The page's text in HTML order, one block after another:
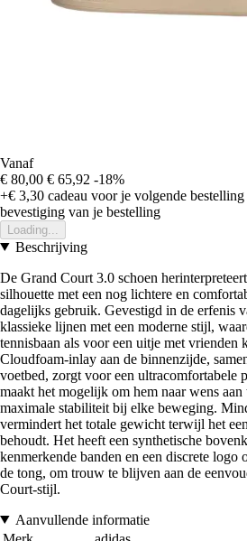
Vanaf
€ 80,00 € 65,92 -18%
+€ 3,30 cadeau voor je volgende bestelling
bevestiging van je bestelling
Loading...
Beschrijving
De Grand Court 3.0 schoen
silhouette met een nog lichtere en
dagelijks gebruik. Gevestigd in de erfenis
klassieke lijnen met een moderne stijl,
tennisbaan als voor een uitje met vrienden
Cloudfoam-inlay aan de binnenzijde,
voetbed, zorgt voor een ultracomfortabele
maakt het mogelijk om hem naar wens aan
maximale stabiliteit bij elke beweging.
vermindert het totale gewicht terwijl het
behoudt. Het heeft een synthetische
kenmerkende banden en een discrete logo
de tong, om trouw te blijven aan de
Court-stijl.
Aanvullende informatie